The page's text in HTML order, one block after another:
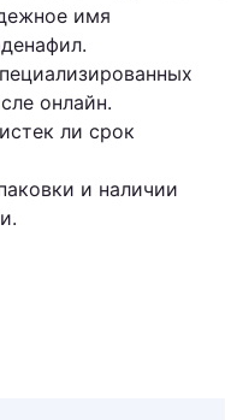
имя
онлайн.
ли срок
и наличии